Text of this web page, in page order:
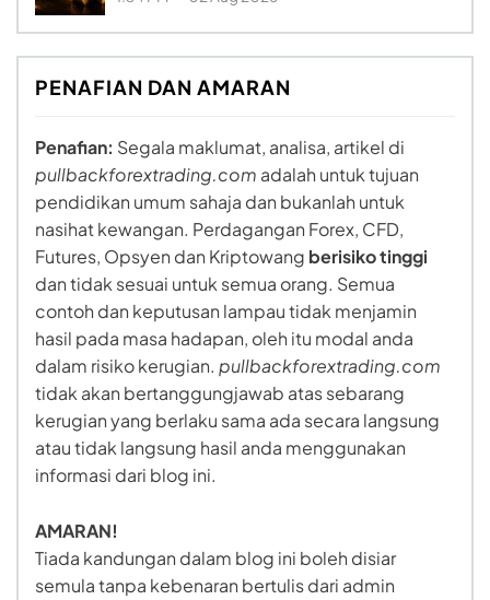
PENAFIAN DAN AMARAN
Penafian: Segala maklumat, analisa, artikel di
pullbackforextrading.com adalah untuk tujuan
pendidikan umum sahaja dan bukanlah untuk
nasihat kewangan. Perdagangan Forex, CFD,
Futures, Opsyen dan Kriptowang berisiko tinggi
dan tidak sesuai untuk semua orang. Semua
contoh dan keputusan lampau tidak menjamin
hasil pada masa hadapan, oleh itu modal anda
dalam risiko kerugian. pullbackforextrading.com
tidak akan bertanggungjawab atas sebarang
kerugian yang berlaku sama ada secara langsung
atau tidak langsung hasil anda menggunakan
informasi dari blog ini.
AMARAN!
Tiada kandungan dalam blog ini boleh disiar
semula tanpa kebenaran bertulis dari admin